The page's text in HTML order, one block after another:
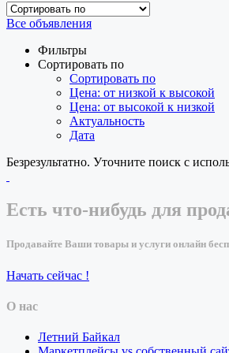
Все объявления
Фильтры
Сортировать по
Сортировать по
Цена: от низкой к высокой
Цена: от высокой к низкой
Актуальность
Дата
Безрезультатно. Уточните поиск с
Есть что-нибудь для
Продавайте Ваши товары и услуги онлайн
Начать сейчас !
О нас
Летний Байкал